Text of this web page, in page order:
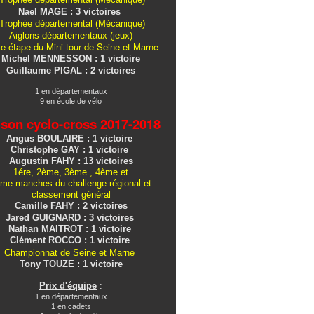
Nael MAGE : 3 victoires
Trophée départemental (Mécanique)
Aiglons départementaux (jeux)
étape du Mini-tour de Seine-et-Marne
Michel MENNESSON : 1 victoire
Guillaume PIGAL : 2 victoires
1 en départementaux
9 en école de vélo
cyclo-cross2017-2018
Angus BOULAIRE : 1 victoire
Christophe GAY : 1 victoire
Augustin FAHY : 13 victoires
1ére, 2ème, 3ème , 4ème et
manches du challenge régional et
classement général
Camille FAHY : 2 victoires
Jared GUIGNARD : 3 victoires
Nathan MAITROT : 1 victoire
Clément ROCCO : 1 victoire
Championnat de Seine et Marne
Tony TOUZE : 1 victoire
Prix d'équipe :
1 en départementaux
1 en cadets